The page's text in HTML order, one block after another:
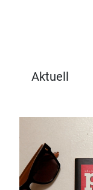
Aktuell